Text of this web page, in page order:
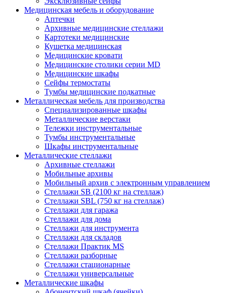
Медицинская мебель и оборудование
Аптечки
Архивные медицинские стеллажи
Картотеки медицинские
Кушетка медицинская
Медицинские кровати
Медицинские столики серии MD
Медицинские шкафы
Сейфы термостаты
Тумбы медицинские подкатные
Металлическая мебель для производства
Cпециализированные шкафы
Металлические верстаки
Тележки инструментальные
Тумбы инструментальные
Шкафы инструментальные
Металлические стеллажи
Архивные стеллажи
Мобильные архивы
Мобильный архив с электронным управлением
Стеллажи SB (2100 кг на стеллаж)
Стеллажи SBL (750 кг на стеллаж)
Стеллажи для гаража
Стеллажи для дома
Стеллажи для инструмента
Стеллажи для складов
Стеллажи Практик MS
Стеллажи разборные
Стеллажи стационарные
Стеллажи универсальные
Металлические шкафы